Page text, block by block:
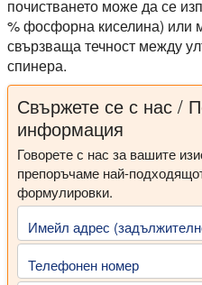
почистването може да се
% фосфорна киселина) или
свързваща течност между
спинера.
Свържете се с нас /
информация
Говорете с нас за вашите
препоръчаме най-
формулировки.
Имейл адрес
Телефонен номер